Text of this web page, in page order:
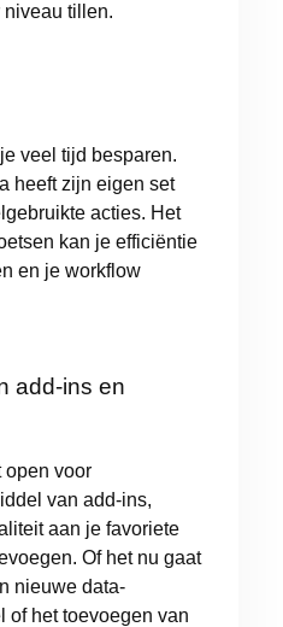
niveau tillen.
veel tijd besparen.
heeft zijn eigen set
acties. Het
kan je efficiëntie
en je workflow
add-ins en
open voor
van add-ins,
aan je favoriete
Of het nu gaat
nieuwe data-
of het toevoegen van